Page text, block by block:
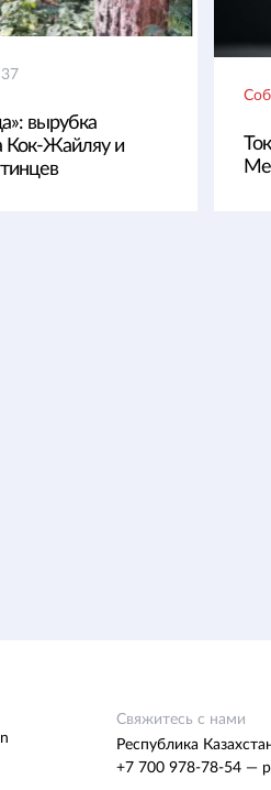
вырубка
Кок-Жайляу и
Свяжитесь с нами
Республика
+7 700 978-78-54 —